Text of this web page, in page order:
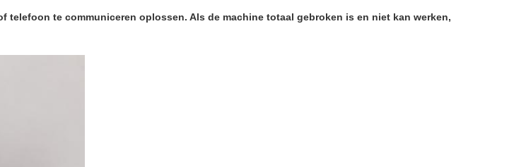
te communiceren oplossen. Als de machine totaal gebroken is en niet kan werken,